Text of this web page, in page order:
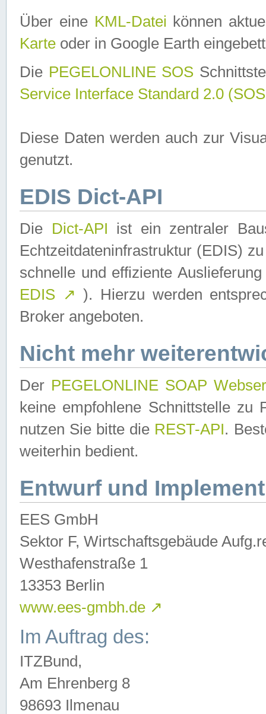
Über eine KML-Datei können
Karte oder in Google Earth
Die PEGELONLINE SOS
Service Interface Standard 2.0
Diese Daten werden auch zur
genutzt.
EDIS Dict-API
Die Dict-API ist ein zentraler
Echtzeitdateninfrastruktur (EDIS)
schnelle und effiziente
EDIS ↗ ). Hierzu werden
Broker angeboten.
Nicht mehr
Der PEGELONLINE SOAP
keine empfohlene Schnittstelle zu
nutzen Sie bitte die REST-API.
weiterhin bedient.
Entwurf und
EES GmbH
Sektor F, Wirtschaftsgebäude
Westhafenstraße 1
13353 Berlin
www.ees-gmbh.de ↗
Im Auftrag des:
ITZBund,
Am Ehrenberg 8
98693 Ilmenau